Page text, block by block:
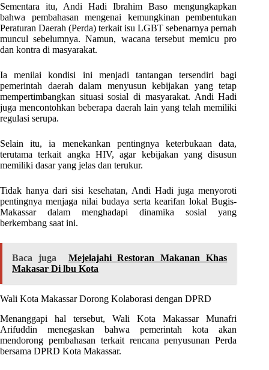
Sementara itu, Andi Hadi Ibrahim Baso mengungkapkan
bahwa pembahasan mengenai kemungkinan pembentukan
Peraturan Daerah (Perda) terkait isu LGBT sebenarnya pernah
muncul sebelumnya. Namun, wacana tersebut memicu pro
dan kontra di masyarakat.
Ia menilai kondisi ini menjadi tantangan tersendiri bagi
pemerintah daerah dalam menyusun kebijakan yang tetap
mempertimbangkan situasi sosial di masyarakat. Andi Hadi
juga mencontohkan beberapa daerah lain yang telah memiliki
regulasi serupa.
Selain itu, ia menekankan pentingnya keterbukaan data,
terutama terkait angka HIV, agar kebijakan yang disusun
memiliki dasar yang jelas dan terukur.
Tidak hanya dari sisi kesehatan, Andi Hadi juga menyoroti
pentingnya menjaga nilai budaya serta kearifan lokal Bugis-
Makassar dalam menghadapi dinamika sosial yang
berkembang saat ini.
Baca juga
Mejelajahi Restoran Makanan Khas
Makasar Di lbu Kota
Wali Kota Makassar Dorong Kolaborasi dengan DPRD
Menanggapi hal tersebut, Wali Kota Makassar Munafri
Arifuddin menegaskan bahwa pemerintah kota akan
mendorong pembahasan terkait rencana penyusunan Perda
bersama DPRD Kota Makassar.